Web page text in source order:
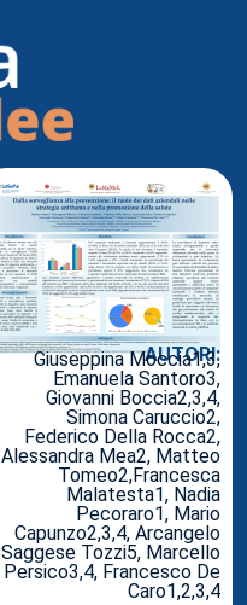
AUTORI:
Giuseppina Moccia1,3,
Emanuela Santoro3,
Giovanni Boccia2,3,4,
Simona Caruccio2,
Federico Della Rocca2,
Alessandra Mea2, Matteo
Tomeo2,Francesca
Malatesta1, Nadia
Pecoraro1, Mario
Capunzo2,3,4, Arcangelo
Saggese Tozzi5, Marcello
Persico3,4, Francesco De
Caro1,2,3,4